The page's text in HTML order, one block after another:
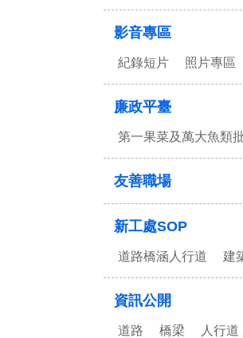
影音專區
紀錄短片 照片專區
廉政平臺
第一果菜及萬大魚類
友善職場
新工處SOP
道路橋涵人行道 建
資訊公開
道路 橋梁 人行